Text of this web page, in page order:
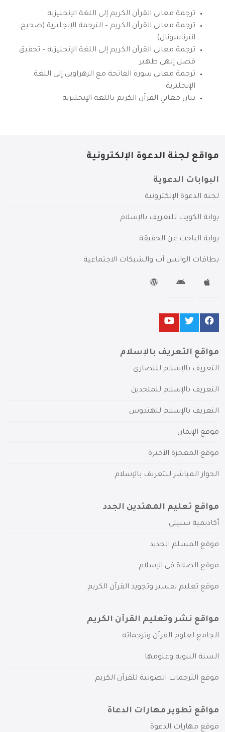
ترجمة معاني القرآن الكريم إلى اللغة الإنجليزية
ترجمة معاني القرآن الكريم – الترجمة الإنجليزية (صحيح
انترناشونال)
ترجمة معاني القرآن الكريم إلى اللغة الإنجليزية – تحقيق
فضل إلهي ظهير
ترجمة معاني سورة الفاتحة مع الزهراوين إلى اللغة
الإنجليزية
بيان معاني القرآن الكريم باللغة الإنجليزية
مواقع لجنة الدعوة الإلكترونية
البوابات الدعوية
لجنة الدعوة الإلكترونية
بوابة الكويت للتعريف بالإسلام
بوابة الباحث عن الحقيقة
بطاقات الواتس آب والشبكات الاجتماعية
مواقع التعريف بالإسلام
التعريف بالإسلام للنصارى
التعريف بالإسلام للملحدين
التعريف بالإسلام للهندوس
موقع الإيمان
موقع المعجزة الأخيرة
الحوار المباشر للتعريف بالإسلام
مواقع تعليم المهتدين الجدد
أكاديمية سبيلي
موقع المسلم الجديد
موقع الصلاة في الإسلام
موقع تعليم تفسير وتجويد القرآن الكريم
مواقع نشر وتعليم القرآن الكريم
الجامع لعلوم القرآن وترجماته
السنة النبوية وعلومها
موقع الترجمات الصوتية للقرآن الكريم
مواقع تطوير مهارات الدعاة
موقع مهارات الدعوة